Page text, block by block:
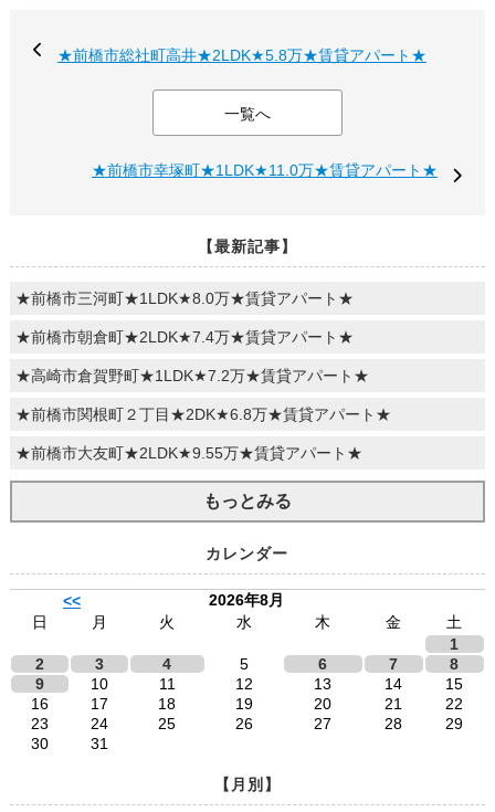
★前橋市総社町高井★2LDK★5.8万★賃貸アパート★
一覧へ
★前橋市幸塚町★1LDK★11.0万★賃貸アパート★
【最新記事】
★前橋市三河町★1LDK★8.0万★賃貸アパート★
★前橋市朝倉町★2LDK★7.4万★賃貸アパート★
★高崎市倉賀野町★1LDK★7.2万★賃貸アパート★
★前橋市関根町２丁目★2DK★6.8万★賃貸アパート★
★前橋市大友町★2LDK★9.55万★賃貸アパート★
もっとみる
カレンダー
<<
2026年8月
日
月 火 水 木 金
土
1
2
3 4 5 6 7
8
9
10 11 12 13 14
15
16
17 18 19 20 21
22
23
24 25 26 27 28
29
30
31
【月別】